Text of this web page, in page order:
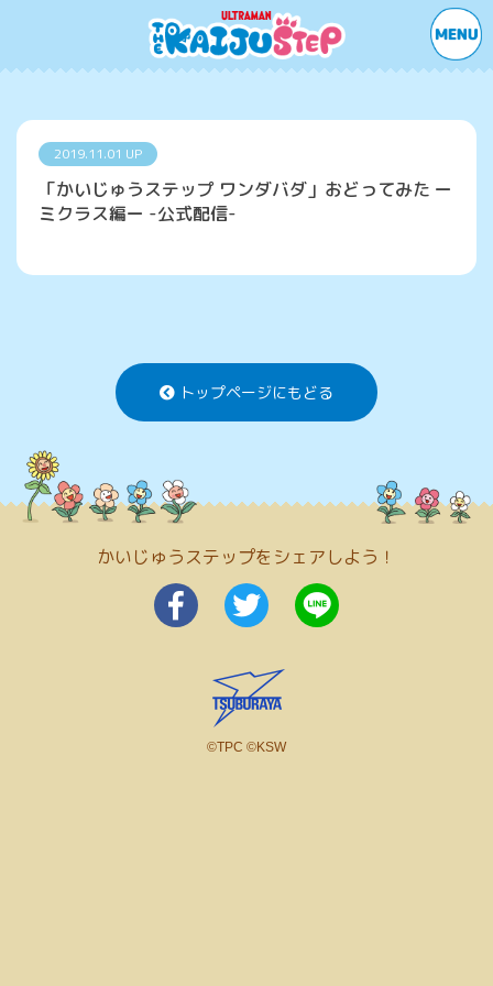
2019.11.01 UP
「かいじゅうステップ ワンダバダ」おどってみた ー
ミクラス編ー -公式配信-
トップページにもどる
かいじゅうステップをシェアしよう！
©TPC ©KSW